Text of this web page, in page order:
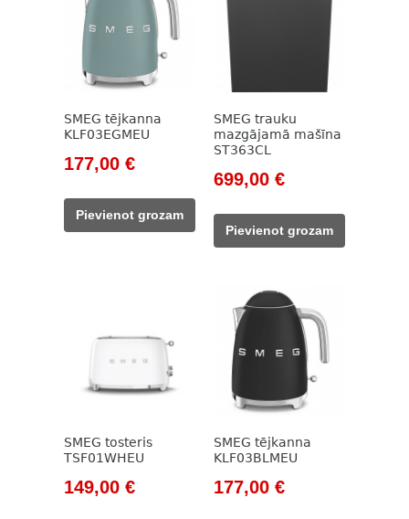
SMEG tējkanna
KLF03EGMEU
Original
was:
203,00 €.
177,00 €Current
177,00 €.
Pievienot grozam
SMEG trauku
mazgājamā mašīna
ST363CL
Original
was:
1
699,00 €Current
699,00 €.
Pievienot grozam
SMEG tosteris
TSF01WHEU
Original
149,00 €Current
SMEG tējkanna
KLF03BLMEU
Original
177,00 €Current